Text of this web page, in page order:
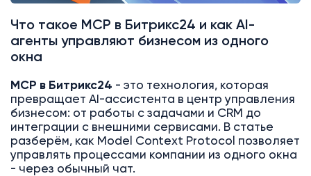
Что такое MCP в Битрикс24 и как AI-
агенты управляют бизнесом из одного
окна
MCP в Битрикс24 - это технология, которая
превращает AI-ассистента в центр управления
бизнесом: от работы с задачами и CRM до
интеграции с внешними сервисами. В статье
разберём, как Model Context Protocol позволяет
управлять процессами компании из одного окна
- через обычный чат.